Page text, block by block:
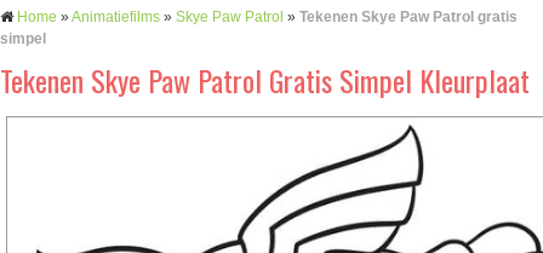
Home »Animatiefilms » Skye Paw Patrol » Tekenen Skye Paw Patrol gratis
simpel
Tekenen Skye Paw Patrol Gratis Simpel Kleurplaat